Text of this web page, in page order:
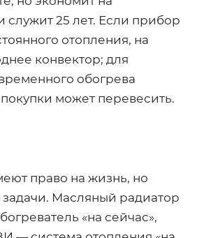
служит 25 лет. Если прибор
отопления, на
конвектор; для
обогрева
может перевесить.
право на жизнь, но
Масляный радиатор
«на сейчас»,